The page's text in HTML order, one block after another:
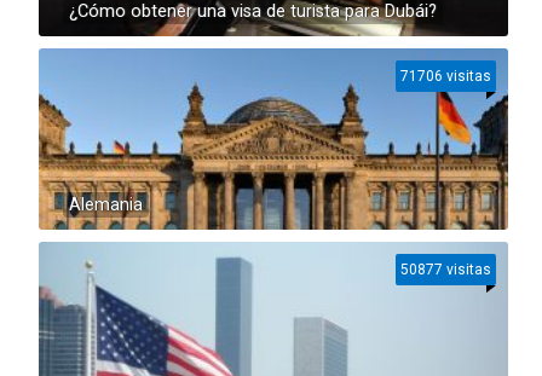
¿Cómo obtener una visa de turista para Dubái?
Alemania
71706 visitas
50877 visitas